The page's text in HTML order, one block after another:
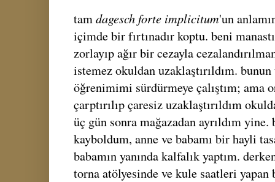
tamdagesch forte implicitum'un
içimde bir fırtınadır koptu. beni
zorlayıp ağır bir cezayla
istemez okuldan uzaklaştırıldım.
öğrenimimi sürdürmeye çalıştım; ama
çarptırılıp çaresiz uzaklaştırıldım
üç gün sonra mağazadan ayrıldım
kayboldum, anne ve babamı bir hayli
babamın yanında kalfalık yaptım.
torna atölyesinde ve kule saatleri yapan